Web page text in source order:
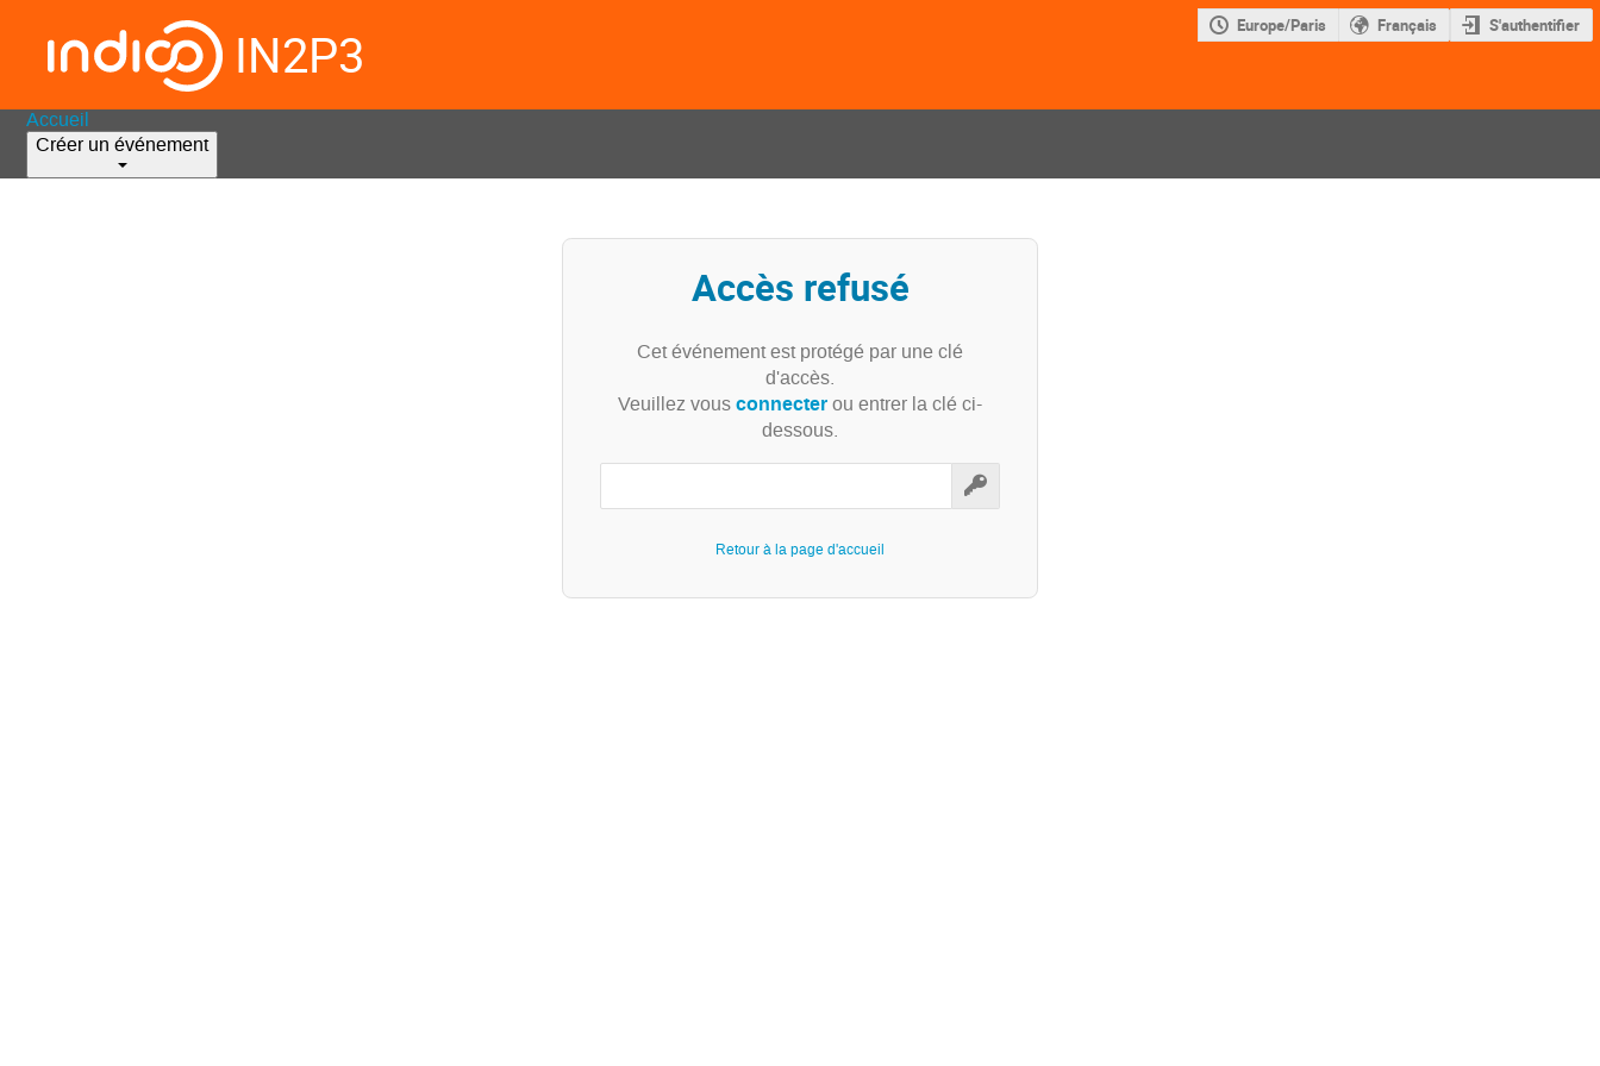
IN2P3 Europe/Paris Français S'authentifier
Accueil
Créer un événement
Accès refusé
Cet événement est protégé par une clé
d'accès.
Veuillez vous connecter ou entrer la clé ci-
dessous.
Retour à la page d'accueil